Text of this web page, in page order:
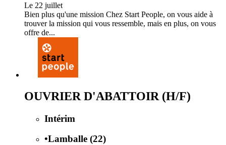
Le 22 juillet
Bien plus qu'une mission Chez Start People, on vous aide à
trouver la mission qui vous ressemble, mais en plus, on vous
offre de...
OUVRIER D'ABATTOIR (H/F)
Intérim
•Lamballe (22)